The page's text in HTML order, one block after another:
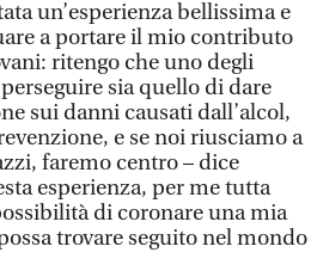
un’esperienza bellissima e
a portare il mio contributo
ritengo che uno degli
sia quello di dare
sui danni causati dall’alcol,
e se noi riusciamo a
faremo centro – dice
esperienza, per me tutta
di coronare una mia
trovare seguito nel mondo